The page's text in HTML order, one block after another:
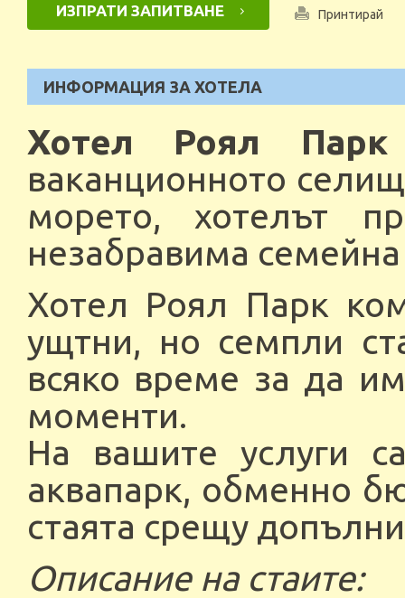
ИЗПРАТИ ЗАПИТВАНЕ Принтирай
ИНФОРМАЦИЯ ЗА ХОТЕЛА
Хотел Роял Парк
ваканционното
морето, хотелът
незабравима
Хотел Роял Парк
ущтни, но семпли
всяко време за да
моменти.
На вашите услуги
аквапарк, обменно
стаята срещу
Описание на стаите: